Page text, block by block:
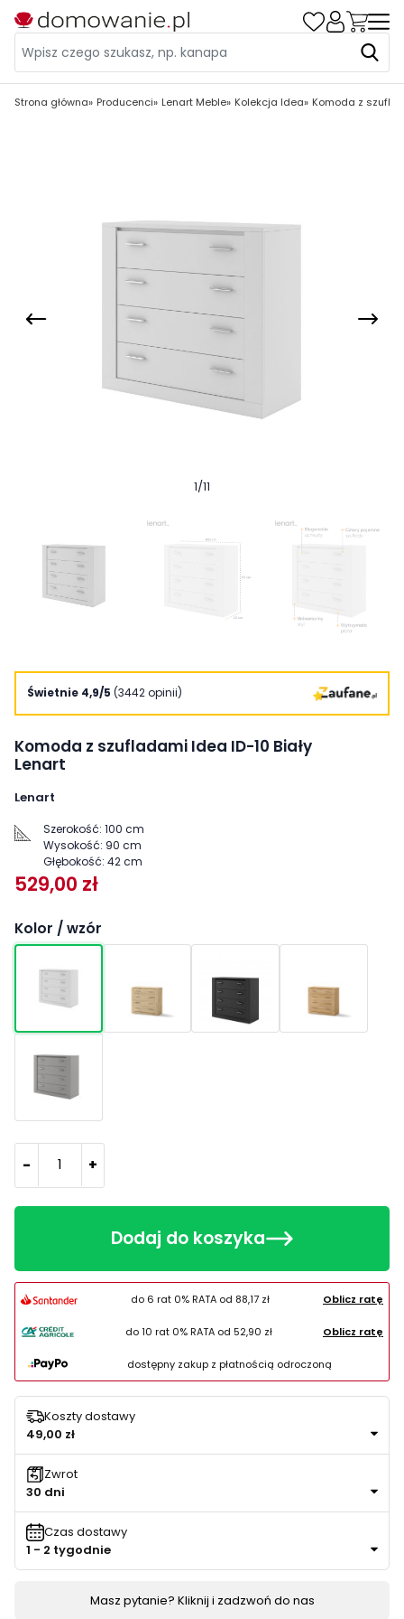
Strona główna Producenci Lenart Meble Kolekcja Idea Komoda z
1/11
Świetnie 4,9/5 (3442 opinii)
Komoda z szufladami Idea ID-10 Biały
Lenart
Lenart
Szerokość: 100 cm
Wysokość: 90 cm
Głębokość: 42 cm
529,00 zł
Kolor / wzór
- +
Dodaj do koszyka
do 6 rat 0% RATA od 88,17 zł Oblicz ratę
do 10 rat 0% RATA od 52,90 zł Oblicz ratę
dostępny zakup z płatnością odroczoną
Koszty dostawy
49,00 zł
Zwrot
30 dni
Czas dostawy
1 - 2 tygodnie
Masz pytanie? Kliknij i zadzwoń do nas